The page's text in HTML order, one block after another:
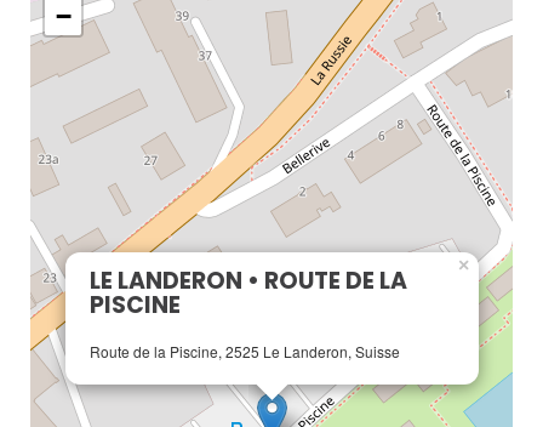
LE LANDERON • ROUTE DE LA
PISCINE
Route de la Piscine, 2525 Le Landeron, Suisse
×
−